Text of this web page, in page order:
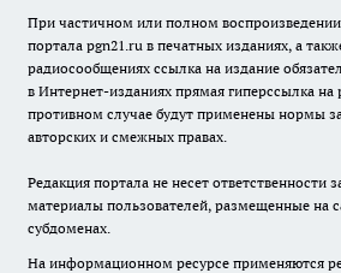
При частичном или полном
портала pgn21.ru в печатных изданиях, а
радиосообщениях ссылка на издание
в Интернет-изданиях прямая гиперссылка на
противном случае будут применены нормы
авторских и смежных правах.
Редакция портала не несет ответственности
материалы пользователей, размещенные на
субдоменах.
На информационном ресурсе применяются